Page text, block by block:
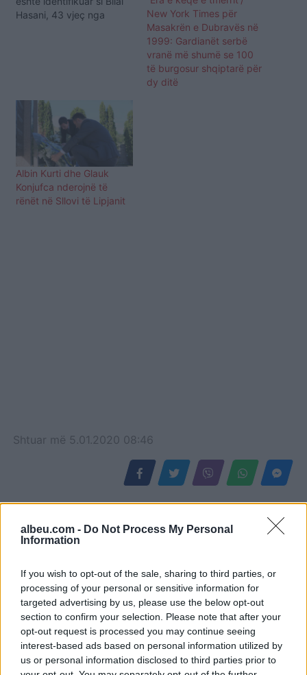
albeu.com - Do Not Process My Personal
Information
If you wish to opt-out of the sale, sharing to third parties, or
processing of your personal or sensitive information for
targeted advertising by us, please use the below opt-out
section to confirm your selection. Please note that after your
opt-out request is processed you may continue seeing
interest-based ads based on personal information utilized by
us or personal information disclosed to third parties prior to
Hasani, 43 vjeç nga
çarçaf në banjën e qelisë,
ndërsa…
New York Times për
Masakrën e Dubravës në
1999: Gardianët serbë
vranë më shumë se 100
të burgosur shqiptarë për
dy ditë
Albin Kurti dhe Glauk
Konjufca nderojnë të
rënët në Sllovi të Lipjanit
Shtuar më 5.01.2020 08:46
E rëndë/ Skiatorja ndërron
jetë në moshën 19-vjeçare
Rrëfim tronditës nga
Einxhel Shkira: Në
moshën 15-vjeçare jam…